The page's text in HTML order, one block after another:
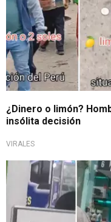
¿Dinero o limón?
insólita decisión
VIRALES
Dejó en shock a sus